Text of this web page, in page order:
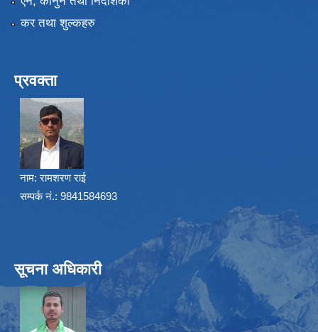
कर तथा शुल्कहरु
प्रवक्ता
नाम: रामशरण राई
सम्पर्क नं.: 9841584693
सूचना अधिकारी